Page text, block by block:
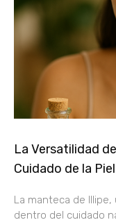
La Versatilidad
Cuidado de la Piel
La manteca de
dentro del cuidado